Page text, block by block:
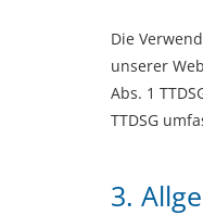
Die
unserer
Abs. 1
TTDSG
3.